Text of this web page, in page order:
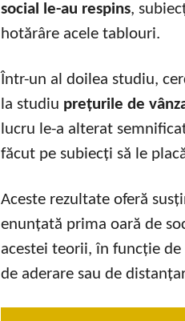
social le-au respins,
hotărâre acele tablouri.
Într-un al doilea studiu,
la studiu prețurile de
lucru le-a alterat
făcut pe subiecți să le
Aceste rezultate oferă
enunțată prima oară de
acestei teorii, în funcție
de aderare sau de